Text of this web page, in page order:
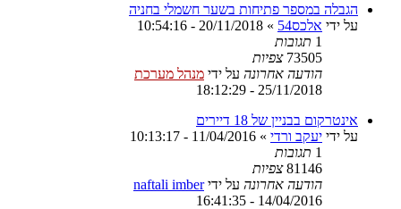
הגבלה במספר פתיחות בשער חשמלי בחניה
על ידי אלכס54 »
20/11/2018 - 10:54:16
1 תגובות
73505 צפיות
הודעה אחרונה על ידי מנהל מערכת
25/11/2018 - 18:12:29
אינטרקום בבניין של 18 דיירים
על ידי יעקב ורדי »
11/04/2016 - 10:13:17
1 תגובות
81146 צפיות
הודעה אחרונה על ידיnaftali imber
14/04/2016 - 16:41:35